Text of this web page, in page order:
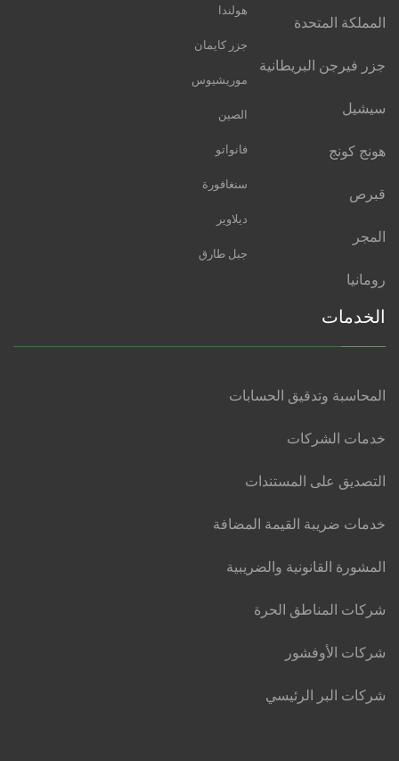
المملكة المتحدة
جزر فيرجن البريطانية
سيشيل
هونج كونج
قبرص
المجر
رومانيا
هولندا
جزر كايمان
موريشيوس
الصين
فانواتو
سنغافورة
ديلاوير
جبل طارق
الخدمات
المحاسبة وتدقيق الحسابات
خدمات الشركات
التصديق على المستندات
خدمات ضريبة القيمة المضافة
المشورة القانونية والضريبية
شركات المناطق الحرة
شركات الأوفشور
شركات البر الرئيسي